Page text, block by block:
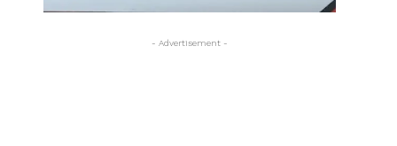
- Advertisement -